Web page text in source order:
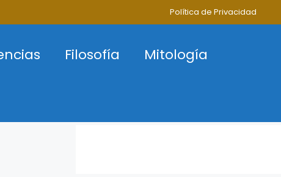
Política de Privacidad
Filosofía
Mitología